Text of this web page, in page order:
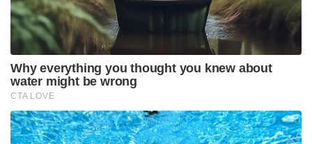
Why everything you thought you knew about
water might be wrong
CTA LOVE